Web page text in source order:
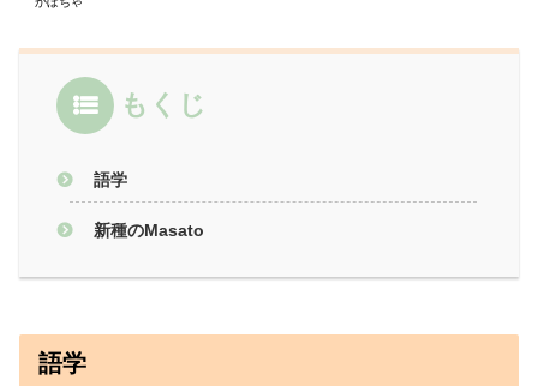
もくじ
語学
新種のMasato
語学